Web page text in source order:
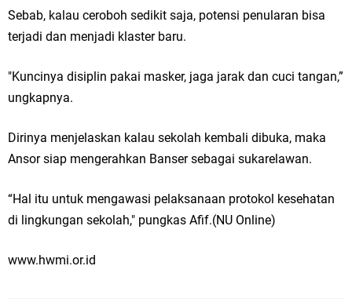
Sebab, kalau ceroboh sedikit saja, potensi penularan bisa
terjadi dan menjadi klaster baru.
"Kuncinya disiplin pakai masker, jaga jarak dan cuci tangan,”
ungkapnya.
Dirinya menjelaskan kalau sekolah kembali dibuka, maka
Ansor siap mengerahkan Banser sebagai sukarelawan.
“Hal itu untuk mengawasi pelaksanaan protokol kesehatan
di lingkungan sekolah," pungkas Afif.(NU Online)
www.hwmi.or.id